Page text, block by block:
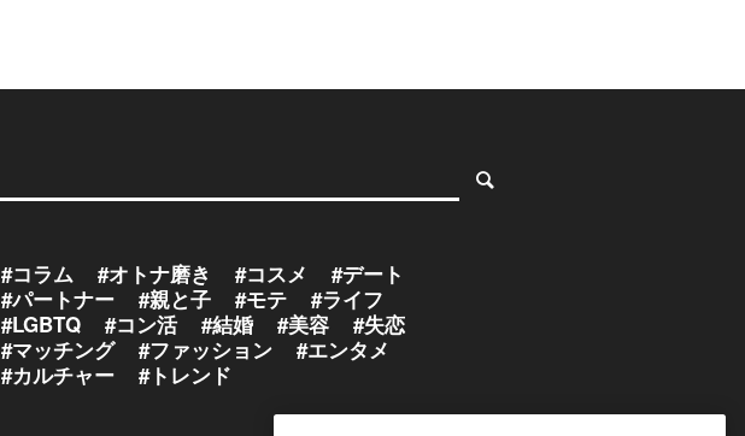
#コラム #オトナ磨き #コスメ
#デート
#パートナー
#親と子 #モテ
#ライフ
#LGBTQ
#コン活 #結婚 #美容
#失恋
#マッチング
#ファッション
#エンタメ
#カルチャー
#トレンド